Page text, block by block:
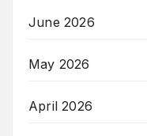
June 2026
May 2026
April 2026